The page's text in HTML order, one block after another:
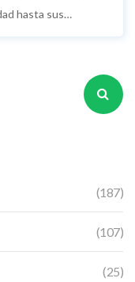
hasta sus
(187)
(107)
(25)